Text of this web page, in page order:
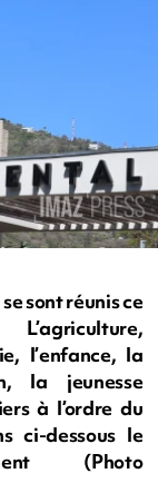
sont réunis ce
l’enfance, la
la jeunesse
à l’ordre du
ci-dessous le
(Photo